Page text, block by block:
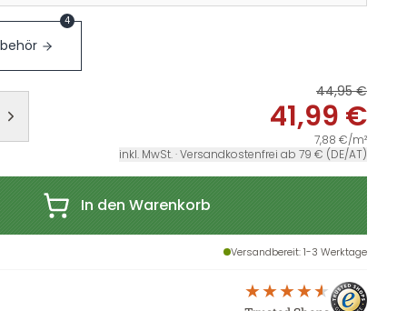
4
44,95 €
41,99 €
7,88 €/m²
inkl. MwSt. · Versandkostenfrei ab 79 € (DE/AT)
In den Warenkorb
Versandbereit: 1-3 Werktage